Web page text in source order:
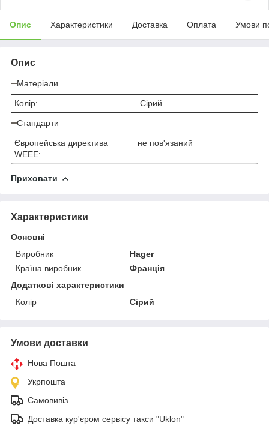
Опис Характеристики Доставка Оплата Умови
Опис
Матеріали
Колір: Сірий
Стандарти
Європейська директива
WEEE:
не пов'язаний
Приховати
Характеристики
Основні
Виробник
Hager
Країна виробник
Франція
Додаткові характеристики
Колір
Сірий
Умови доставки
Нова Пошта
Укрпошта
Самовивіз
Доставка кур'єром сервісу такси "Uklon"